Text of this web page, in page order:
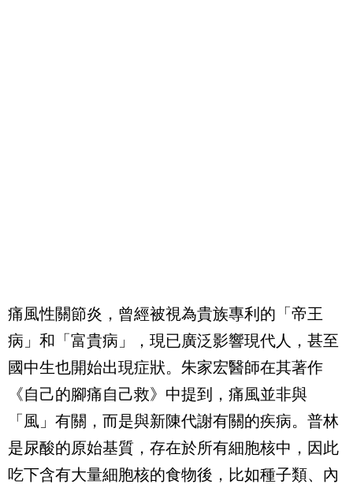
痛風性關節炎，曾經被視為貴族專利的「帝王
病」和「富貴病」，現已廣泛影響現代人，甚至
國中生也開始出現症狀。朱家宏醫師在其著作
《自己的腳痛自己救》中提到，痛風並非與
「風」有關，而是與新陳代謝有關的疾病。普林
是尿酸的原始基質，存在於所有細胞核中，因此
吃下含有大量細胞核的食物後，比如種子類、內